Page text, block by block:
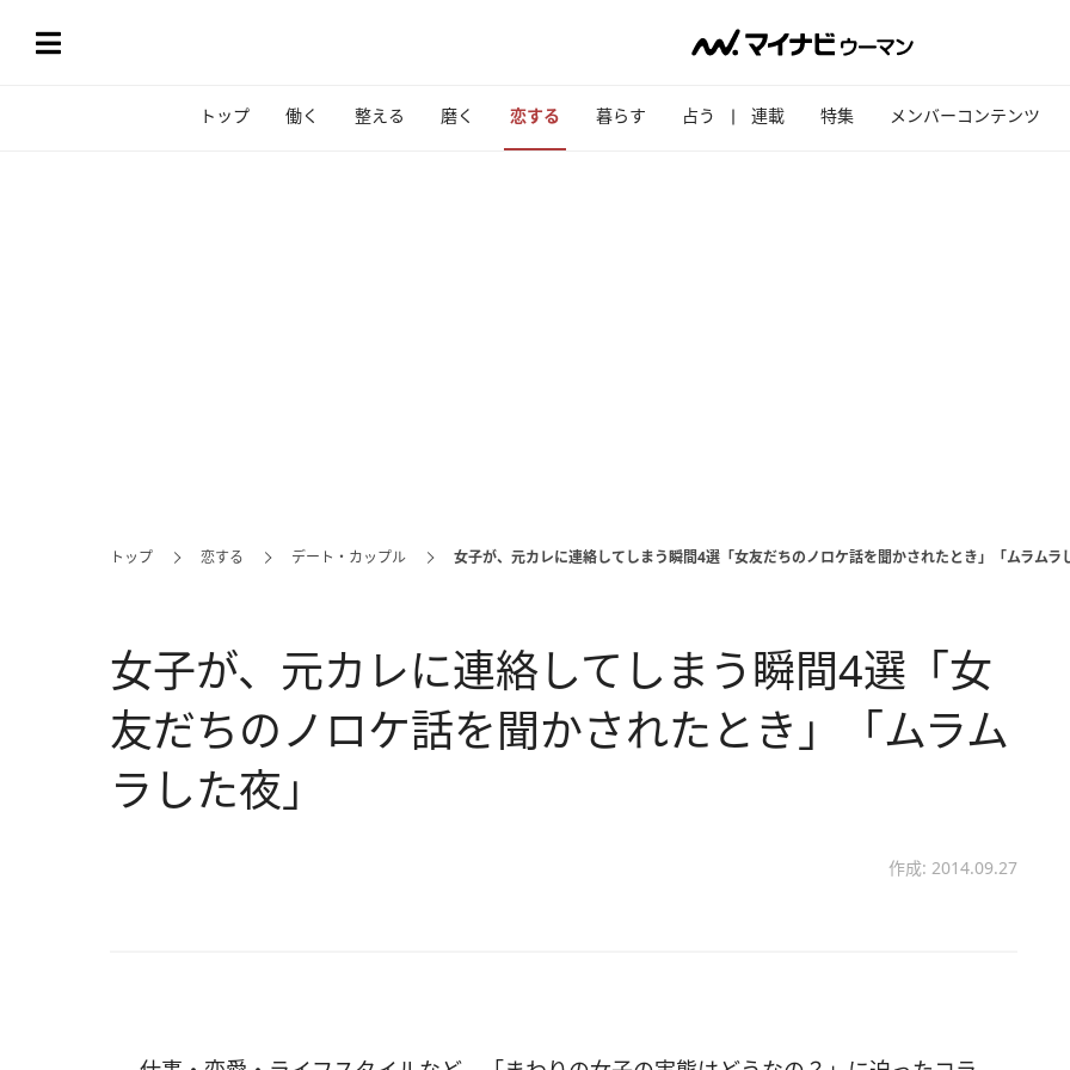
トップ 働く 整える 磨く 恋する 暮らす 占う 連載 特集 メンバーコンテンツ
トップ 恋する デート・カップル 女子が、元カレに連絡してしまう瞬間4選「女友だちのノロケ話を聞かされたとき」「ムラムラ
女子が、元カレに連絡してしまう瞬間4選「女
友だちのノロケ話を聞かされたとき」「ムラム
ラした夜」
作成: 2014.09.27